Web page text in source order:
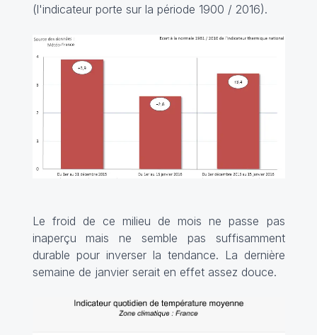
(l'indicateur porte sur la période 1900 / 2016).
Le froid de ce milieu de mois ne passe pas
inaperçu mais ne semble pas suffisamment
durable pour inverser la tendance. La dernière
semaine de janvier serait en effet assez douce.